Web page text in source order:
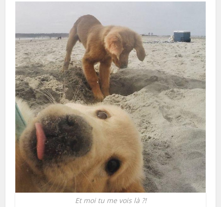
Et moi tu me vois là ?!